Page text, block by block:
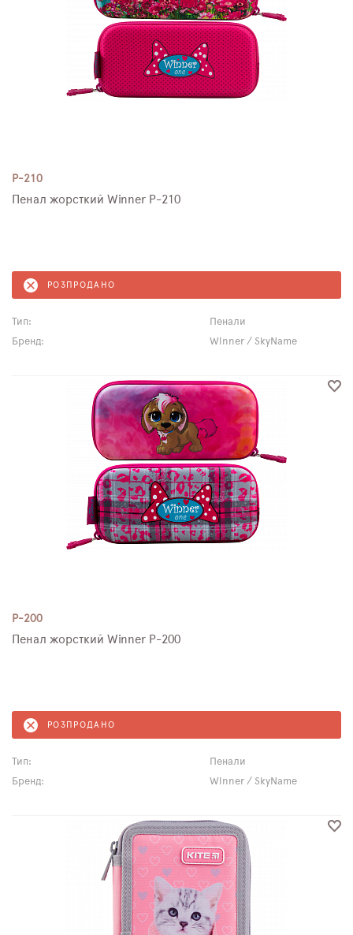
P-210
Пенал жорсткий Winner P-210
РОЗПРОДАНО
Тип:
Пенали
Бренд:
Winner / SkyName
P-200
Пенал жорсткий Winner P-200
РОЗПРОДАНО
Тип:
Пенали
Бренд:
Winner / SkyName